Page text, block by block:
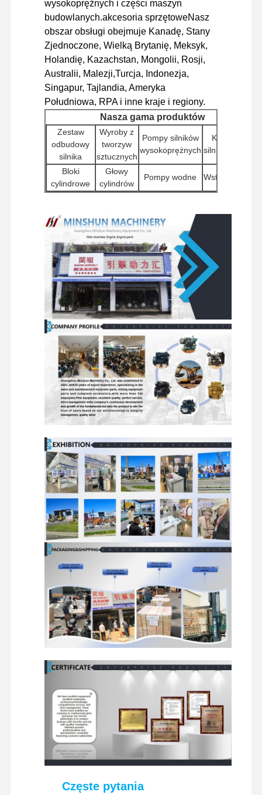
części zamienne do koparek
wysokoprężnych i części maszyn
budowlanych.akcesoria sprzętoweNasz
obszar obsługi obejmuje Kanadę, Stany
Zjednoczone, Wielką Brytanię, Meksyk,
Holandię, Kazachstan, Mongolii, Rosji,
Australii, Malezji,Turcja, Indonezja,
Singapur, Tajlandia, Ameryka
Południowa, RPA i inne kraje i regiony.
Nasza gama produktów
Zestaw
odbudowy
silnika
Wyroby z
tworzyw
sztucznych
Pompy silników
wysokoprężnych
Kontrolery
silników (ECU)
Bloki
cylindrowe
Głowy
cylindrów
Pompy wodne Wstrzykiwacze
starterowe
silników
Komponenty
obracające
się
Wyniki
badań
Zestawy
silników
podróżowych
inne akcesoria
Częste pytania